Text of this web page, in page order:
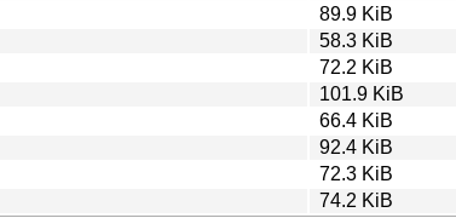
89.9 KiB
58.3 KiB
72.2 KiB
101.9 KiB
66.4 KiB
92.4 KiB
72.3 KiB
74.2 KiB